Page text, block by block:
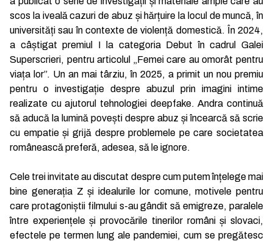
scos la iveală cazuri de abuz și hărțuire la locul de muncă, în
universități sau în contexte de violență domestică. În 2024,
a câștigat premiul I la categoria Debut în cadrul Galei
Superscrieri, pentru articolul „Femei care au omorât pentru
viața lor”. Un an mai târziu, în 2025, a primit un nou premiu
pentru o investigație despre abuzul prin imagini intime
realizate cu ajutorul tehnologiei deepfake. Andra continuă
să aducă la lumină povești despre abuz și încearcă să scrie
cu empatie și grijă despre problemele pe care societatea
românească preferă, adesea, să le ignore.
Cele trei invitate au discutat despre cum putem înțelege mai
bine generația Z și idealurile lor comune, motivele pentru
care protagoniștii filmului s-au gândit să emigreze, paralele
între experiențele și provocările tinerilor români și slovaci,
efectele pe termen lung ale pandemiei, cum se pregătesc